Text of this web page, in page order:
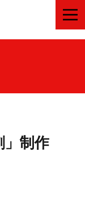
」制作